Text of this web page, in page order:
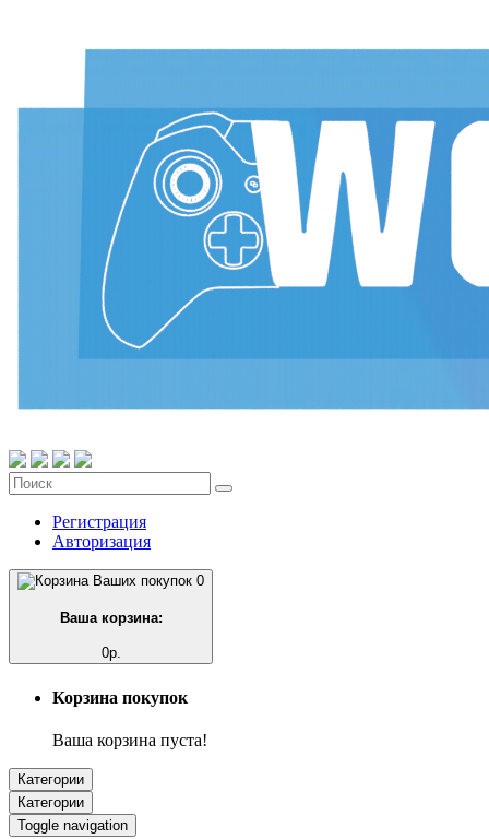
Регистрация
Авторизация
0
Ваша корзина:
0р.
Корзина покупок
Ваша корзина пуста!
Категории
Категории
Toggle navigation